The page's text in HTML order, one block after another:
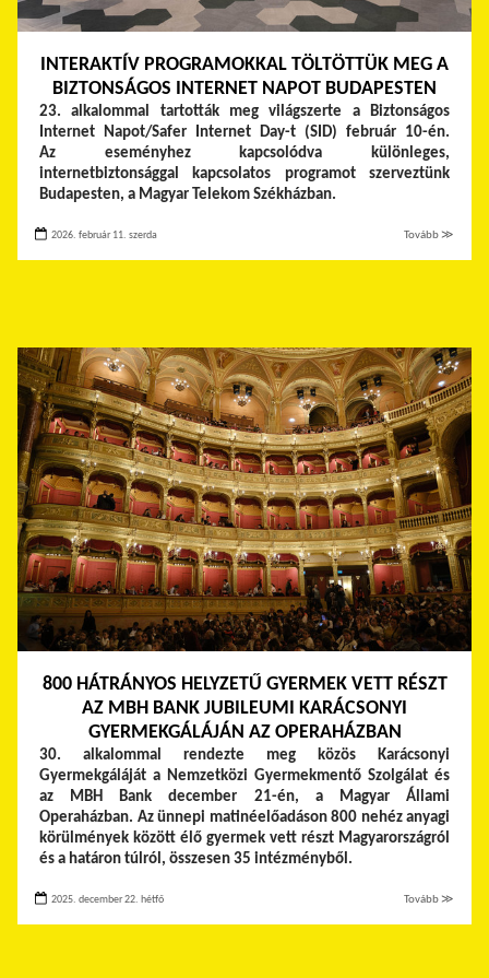
INTERAKTÍV PROGRAMOKKAL TÖLTÖTTÜK MEG A
BIZTONSÁGOS INTERNET NAPOT BUDAPESTEN
23. alkalommal tartották meg világszerte a Biztonságos
Internet Napot/Safer Internet Day-t (SID) február 10-én.
Az eseményhez kapcsolódva különleges,
internetbiztonsággal kapcsolatos programot szerveztünk
Budapesten, a Magyar Telekom Székházban.
2026. február 11. szerda Tovább ≫
800 HÁTRÁNYOS HELYZETŰ GYERMEK VETT RÉSZT
AZ MBH BANK JUBILEUMI KARÁCSONYI
GYERMEKGÁLÁJÁN AZ OPERAHÁZBAN
30. alkalommal rendezte meg közös Karácsonyi
Gyermekgáláját a Nemzetközi Gyermekmentő Szolgálat és
az MBH Bank december 21-én, a Magyar Állami
Operaházban. Az ünnepi matinéelőadáson 800 nehéz anyagi
körülmények között élő gyermek vett részt Magyarországról
és a határon túlról, összesen 35 intézményből.
2025. december 22. hétfő Tovább ≫